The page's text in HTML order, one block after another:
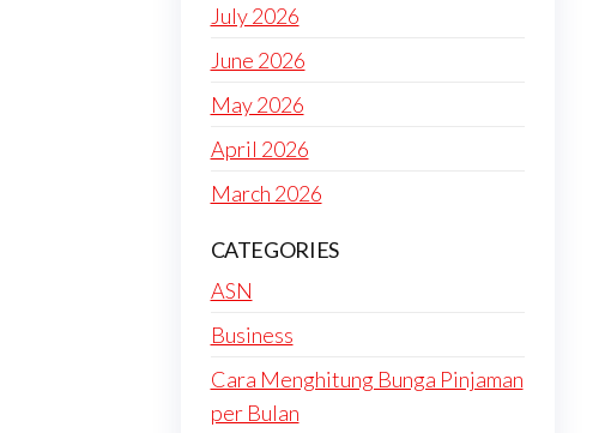
July 2026
June 2026
May 2026
April 2026
March 2026
CATEGORIES
ASN
Business
Cara Menghitung Bunga Pinjaman
per Bulan